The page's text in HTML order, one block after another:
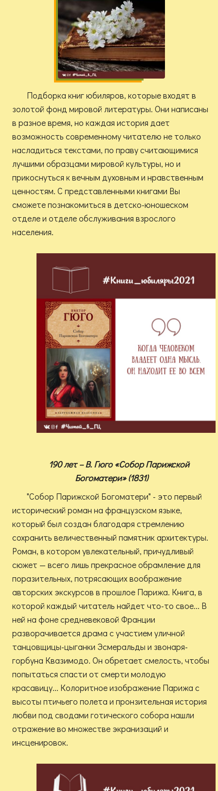
Подборка книг юбиляров, которые входят в
золотой фонд мировой литературы. Они написаны
в разное время, но каждая история дает
возможность современному читателю не только
насладиться текстами, по праву считающимися
лучшими образцами мировой культуры, но и
прикоснуться к вечным духовным и нравственным
ценностям. С представленными книгами Вы
сможете познакомиться в детско-юношеском
отделе и отделе обслуживания взрослого
населения.
190 лет – В. Гюго «Собор Парижской
Богоматери» (1831)
"Собор Парижской Богоматери" - это первый
исторический роман на французском языке,
который был создан благодаря стремлению
сохранить величественный памятник архитектуры.
Роман, в котором увлекательный, причудливый
сюжет — всего лишь прекрасное обрамление для
поразительных, потрясающих воображение
авторских экскурсов в прошлое Парижа. Книга, в
которой каждый читатель найдет что-то свое... В
ней на фоне средневековой Франции
разворачивается драма с участием уличной
танцовщицы-цыганки Эсмеральды и звонаря-
горбуна Квазимодо. Он обретает смелость, чтобы
попытаться спасти от смерти молодую
красавицу... Колоритное изображение Парижа с
высоты птичьего полета и пронзительная история
любви под сводами готического собора нашли
отражение во множестве экранизаций и
инсценировок.